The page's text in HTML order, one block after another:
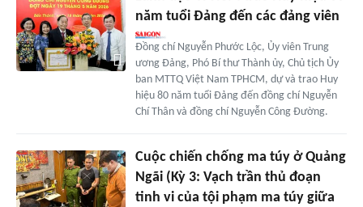
năm tuổi Đảng đến các đảng viên
Đồng chí Nguyễn Phước Lộc, Ủy viên Trung
ương Đảng, Phó Bí thư Thành ủy, Chủ tịch Ủy
ban MTTQ Việt Nam TPHCM, dự và trao Huy
hiệu 80 năm tuổi Đảng đến đồng chí Nguyễn
Chí Thân và đồng chí Nguyễn Công Đường.
Cuộc chiến chống ma túy ở Quảng
Ngãi (Kỳ 3: Vạch trần thủ đoạn
tinh vi của tội phạm ma túy giữa